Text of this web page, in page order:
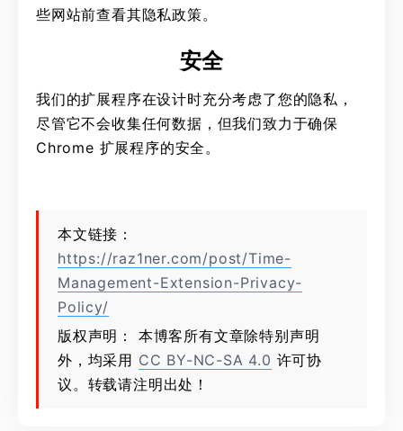
些网站前查看其隐私政策。
安全
我们的扩展程序在设计时充分考虑了您的隐私，
尽管它不会收集任何数据，但我们致力于确保
Chrome 扩展程序的安全。
本文链接：
https://raz1ner.com/post/Time-
Management-Extension-Privacy-
Policy/
版权声明： 本博客所有文章除特别声明
外，均采用 CC BY-NC-SA 4.0 许可协
议。转载请注明出处！